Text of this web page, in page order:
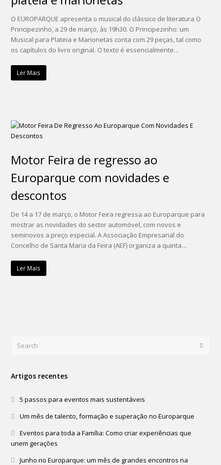
O EUROPARQUE apresenta o musical do clássico de literatura O
Principezinho, a 29 de março, às 19h30. O Principezinho: um
Musical para Plateia e Marionetas conta com 29 peças, tal como
os capítulos do livro original. O texto é essencialmente…
Ler Mais
Motor Feira de regresso ao
Europarque com novidades e
descontos
De 14 a 17 de março, o Motor Feira regressa ao Europarque para
mostrar as novidades do sector automóvel, com novos e
seminovos a preço especial. A Associação Empresarial do
Concelho de Santa Maria da Feira (AEF) organiza a quinta…
Ler Mais
Artigos recentes
5 passos para eventos mais sustentáveis
Um mês de talento, formação e superação no Europarque
Eventos para toda a Família: Como criar experiências que
unem gerações
Junho no Europarque: um mês de grandes encontros na